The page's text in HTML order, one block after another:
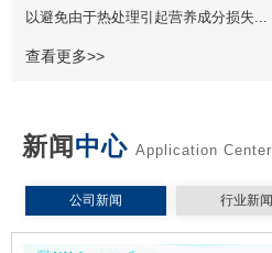
以避免由于热处理引起营养成分损失...
查看更多>>
新闻中心 Application Center
公司新闻 行业新闻